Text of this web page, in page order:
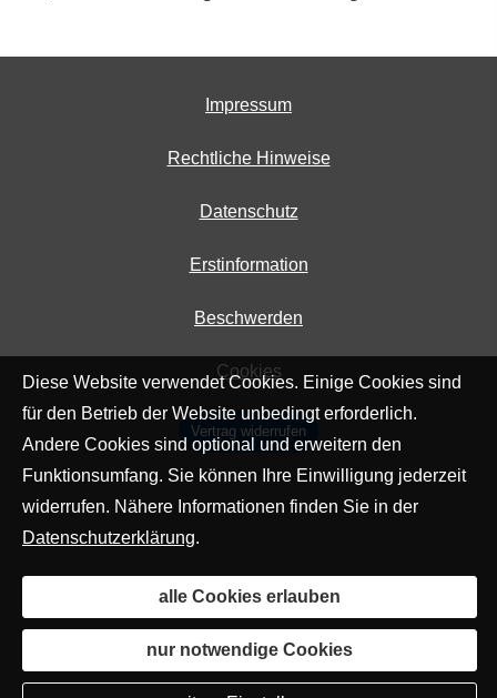
Impressum
Rechtliche Hinweise
Datenschutz
Erstinformation
Beschwerden
Cookies
Vertrag widerrufen
Diese Website verwendet Cookies. Einige Cookies sind
für den Betrieb der Website unbedingt erforderlich.
Andere Cookies sind optional und erweitern den
Funktionsumfang. Sie können Ihre Einwilligung jederzeit
widerrufen. Nähere Informationen finden Sie in der
Datenschutzerklärung.
alle Cookies erlauben
nur notwendige Cookies